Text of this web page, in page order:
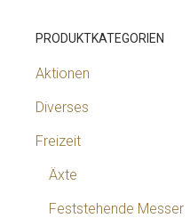
PRODUKTKATEGORIEN
Aktionen
Diverses
Freizeit
Äxte
Feststehende Messer